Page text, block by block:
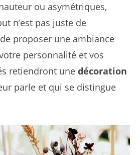
ou asymétriques,
n’est pas juste de
proposer une ambiance
personnalité et vos
retiendront une décoration
parle et qui se distingue